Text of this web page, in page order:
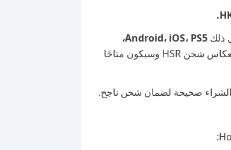
Android، iOS، PS5،
طالما أنك تستخدم نفس حساب UID على جميع المنصات، سيتم انعكاس شحن HSR وسيكون متاحًا